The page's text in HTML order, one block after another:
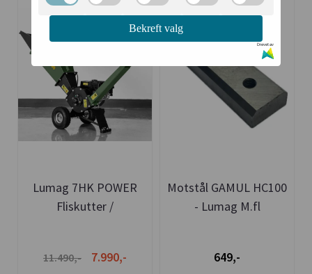
-30%
Lumag 7HK POWER
Fliskutter /
11.490,- 7.990,-
Motstål GAMUL HC100
- Lumag M.fl
649,-
Bekreft valg
Drevet av